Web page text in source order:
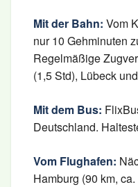
Mit der Bahn: Vom
nur 10 Gehminuten
Regelmäßige
(1,5 Std), Lübeck
Mit dem Bus:
Deutschland.
Vom Flughafen:
Hamburg (90 km,